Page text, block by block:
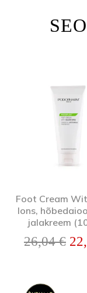
Foot Cream
Ions,
jalakreem
26,04€